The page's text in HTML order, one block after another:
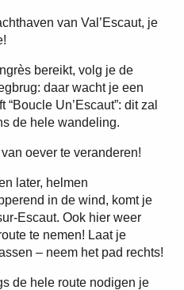
van Val’Escaut, je
bereikt, volg je de
daar wacht je een
Un’Escaut”: dit zal
de hele wandeling.
oever te veranderen!
later, helmen
in de wind, komt je
Escaut. Ook hier weer
te nemen! Laat je
– neem het pad rechts!
de hele route nodigen je